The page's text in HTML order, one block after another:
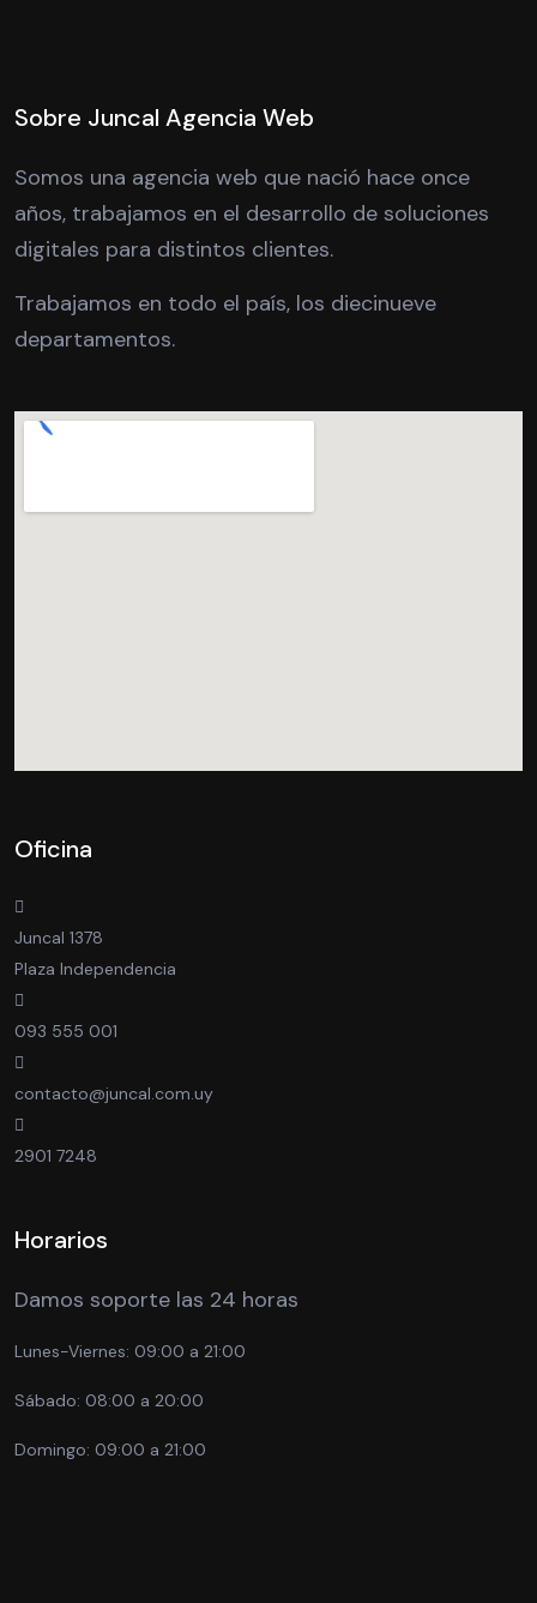
Sobre Juncal Agencia Web
Somos una agencia web que nació hace once
años, trabajamos en el desarrollo de soluciones
digitales para distintos clientes.
Trabajamos en todo el país, los diecinueve
departamentos.
Oficina
Juncal 1378
Plaza Independencia
093 555 001
contacto@juncal.com.uy
2901 7248
Horarios
Damos soporte las 24 horas
Lunes-Viernes: 09:00 a 21:00
Sábado: 08:00 a 20:00
Domingo: 09:00 a 21:00